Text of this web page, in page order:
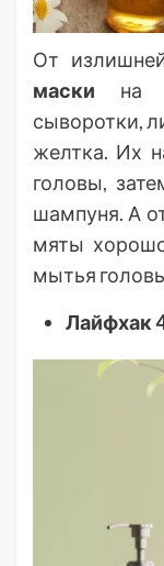
От
маски на
сыворотки,
желтка. Их
головы,
шампуня. А
мяты
мытья
Лайфхак